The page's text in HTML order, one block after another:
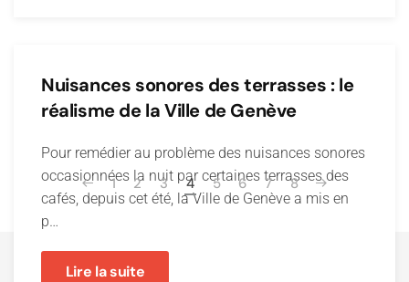
Nuisances sonores des terrasses : le
réalisme de la Ville de Genève
Pour remédier au problème des nuisances sonores
occasionnées la nuit par certaines terrasses des
cafés, depuis cet été, la Ville de Genève a mis en
p…
Lire la suite
1 2 3 4 5 6 7 8